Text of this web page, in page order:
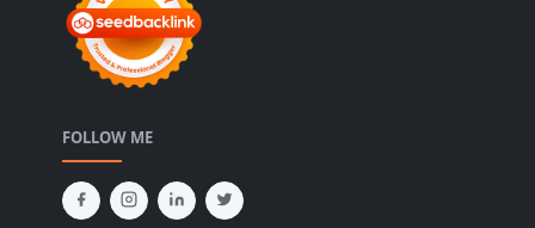
FOLLOW ME